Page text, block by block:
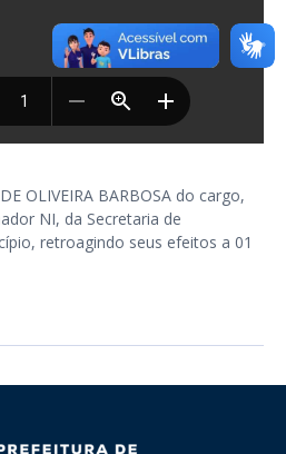
OLIVEIRA BARBOSA do cargo,
NI, da Secretaria de
retroagindo seus efeitos a 01